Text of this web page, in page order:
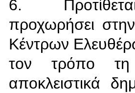
6.
προχωρήσει
Κέντρων
τον τρόπο τη
αποκλειστικά